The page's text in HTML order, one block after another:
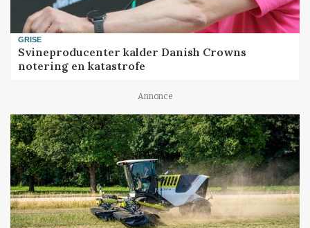
GRISE
Svineproducenter kalder Danish Crowns
notering en katastrofe
Annonce